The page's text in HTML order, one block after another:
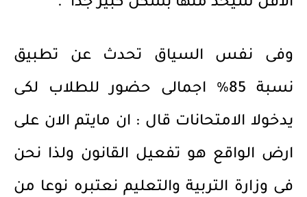
الاقل سيحد منها بشكل كبير جدا .
وفى نفس السياق تحدث عن تطبيق
نسبة 85% اجمالى حضور للطلاب لكى
يدخولا الامتحانات قال : ان مايتم الان على
ارض الواقع هو تفعيل القانون ولذا نحن
فى وزارة التربية والتعليم نعتبره نوعا من